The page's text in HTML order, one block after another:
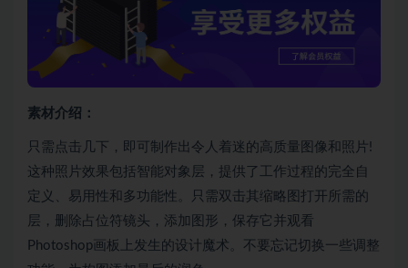
素材介绍：
只需点击几下，即可制作出令人着迷的高质量图像和照片!
这种照片效果包括智能对象层，提供了工作过程的完全自
定义、易用性和多功能性。只需双击其缩略图打开所需的
层，删除占位符镜头，添加图形，保存它并观看
Photoshop画板上发生的设计魔术。不要忘记切换一些调整